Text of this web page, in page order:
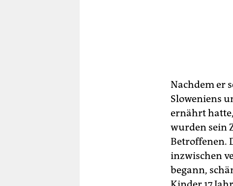
Nachdem er
Sloweniens
ernährt
wurden sein
Betroffenen.
inzwischen
begann,